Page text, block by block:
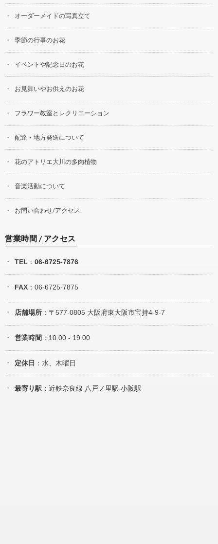
オーダーメイドの写真立て
季節の行事のお花
イベントや記念日のお花
お見舞いやお供えのお花
フラワー教室とレクリエーション
配達・地方発送について
花のアトリエ大川の多肉植物
音楽活動について
お問い合わせ/アクセス
営業時間 / アクセス
TEL ： 06-6725-7876
FAX ：06-6725-7875
店舗場所 ：〒577-0805 大阪府東大阪市宝持4-9-7
営業時間 ：10:00 - 19:00
定休日 ：水、木曜日
最寄り駅 ：近鉄奈良線 八戸ノ里駅 小阪駅